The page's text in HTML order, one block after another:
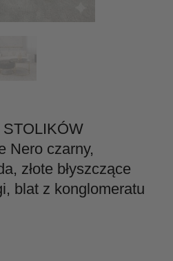
Nero czarny,
złote błyszczące
blat z konglomeratu